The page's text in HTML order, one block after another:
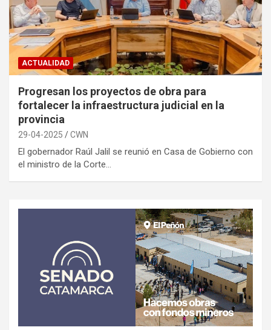
ACTUALIDAD
Progresan los proyectos de obra para
fortalecer la infraestructura judicial en la
provincia
29-04-2025 CWN
El gobernador Raúl Jalil se reunió en Casa de Gobierno con
el ministro de la Corte…